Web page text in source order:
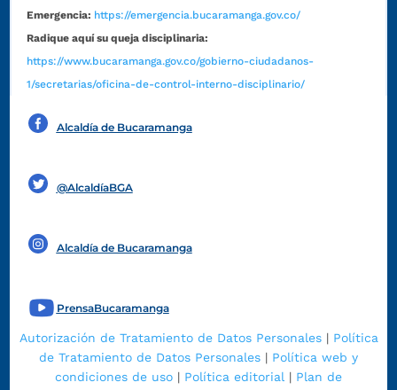
Emergencia: https://emergencia.bucaramanga.gov.co/
Radique aquí su queja disciplinaria:
https://www.bucaramanga.gov.co/gobierno-ciudadanos-
1/secretarias/oficina-de-control-interno-disciplinario/
Alcaldía de Bucaramanga
@AlcaldíaBGA
Alcaldía de Bucaramanga
PrensaBucaramanga
Autorización de Tratamiento de Datos Personales| Política
de Tratamiento de Datos Personales | Política web y
condiciones de uso | Política editorial | Plan de